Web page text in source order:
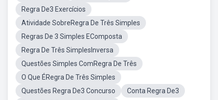
Regra De3 Exercícios
Atividade SobreRegra De Três Simples
Regras De 3 Simples EComposta
Regra De Três SimplesInversa
Questões Simples ComRegra De Três
O Que ÉRegra De Três Simples
Questões Regra De3 Concurso
Conta Regra De3